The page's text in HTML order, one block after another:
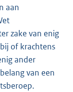
aan
zake van enig
of krachtens
ander
van een